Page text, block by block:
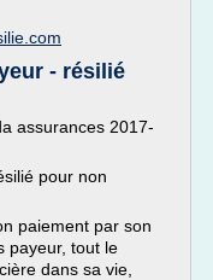
- résilié
assurances 2017-
pour non
paiement par son
payeur, tout le
dans sa vie,